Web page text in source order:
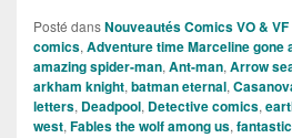
Posté dansNouveautés Comics VO & VF
comics, Adventure time Marceline gone
amazing spider-man, Ant-man, Arrow
arkham knight, batman eternal,
letters, Deadpool, Detective comics,
west, Fables the wolf among us,